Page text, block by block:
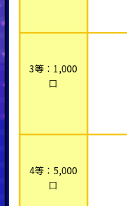
3等：1,000
口
4等：5,000
口